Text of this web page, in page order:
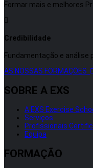
Formar mais e melhores
Credibilidade
Fundamentação e análise
AS NOSSAS FORMAÇÕES
SOBRE A EXS
A EXS Exercise
Serviços
Profissionais
Equipa
FORMAÇÃO